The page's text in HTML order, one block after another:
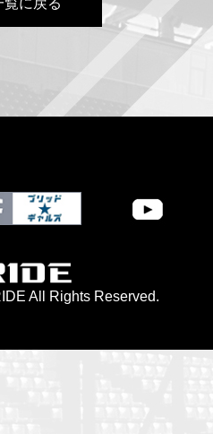
覧に戻る
All Rights Reserved.